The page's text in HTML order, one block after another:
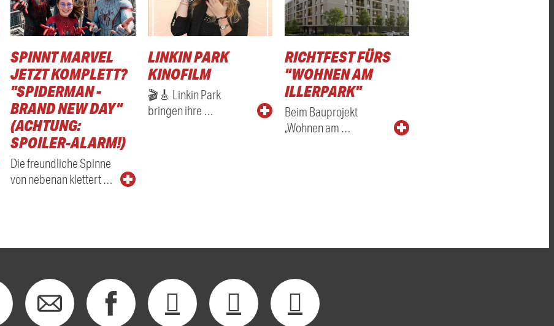
SPINNT MARVEL
JETZT KOMPLETT?
"SPIDERMAN -
BRAND NEW DAY"
(ACHTUNG:
SPOILER-ALARM!)
Die freundliche Spinne
von nebenan klettert …
LINKIN PARK
KINOFILM
🎬🎸 Linkin Park
bringen ihre …
RICHTFEST FÜRS
"WOHNEN AM
ILLERPARK"
Beim Bauprojekt
„Wohnen am …